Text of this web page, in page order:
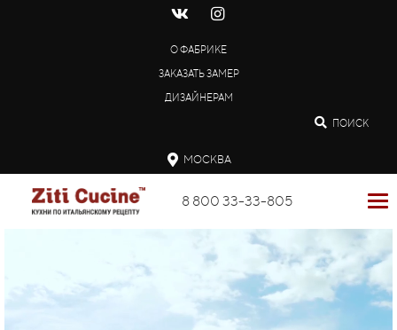
О ФАБРИКЕ
ЗАКАЗАТЬ ЗАМЕР
ДИЗАЙНЕРАМ
ПОИСК
МОСКВА
8 800 33-33-805